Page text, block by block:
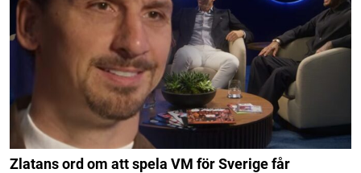
Zlatans ord om att spela VM för Sverige får